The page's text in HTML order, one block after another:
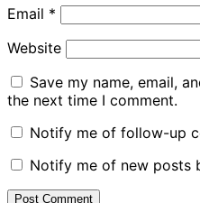
Email *
Website
Save my name, email,
the next time I comment.
Notify me of follow-up
Notify me of new posts